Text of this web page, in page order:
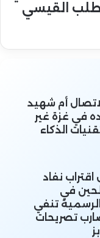
القيسي
أم شهيد
في غزة غير
الذكاء
نفاد
في
تنفي
تصريحات